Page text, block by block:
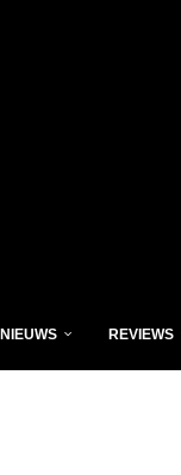
NIEUWS REVIEWS